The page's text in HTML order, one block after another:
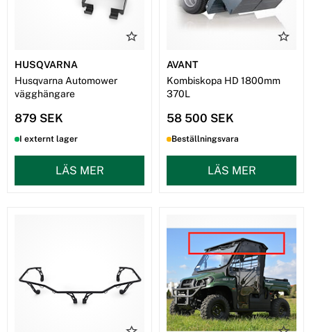
HUSQVARNA
Husqvarna Automower
vägghängare
879 SEK
I externt lager
LÄS MER
AVANT
Kombiskopa HD 1800mm
370L
58 500 SEK
Beställningsvara
LÄS MER